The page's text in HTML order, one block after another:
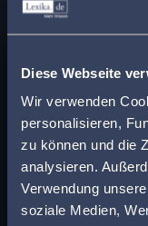
Diese Webseite
Wir verwenden
personalisieren,
zu können und die
analysieren.
Verwendung
soziale Medien,
Es ist in der
dass mit einer
dürfen. Nur
nach Gewicht
verbindlichen
nahekommt,
der Steuer also
Finden
Ihrer
Geben Sie Ihre
eines Beitrags